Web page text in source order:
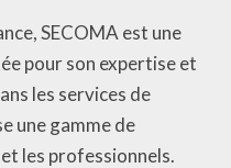
SECOMA est une
pour son expertise et
les services de
une gamme de
les professionnels.